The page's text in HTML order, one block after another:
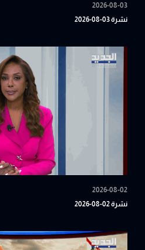
2026-08-03
نشرة 03-08-2026
2026-08-02
نشرة 02-08-2026